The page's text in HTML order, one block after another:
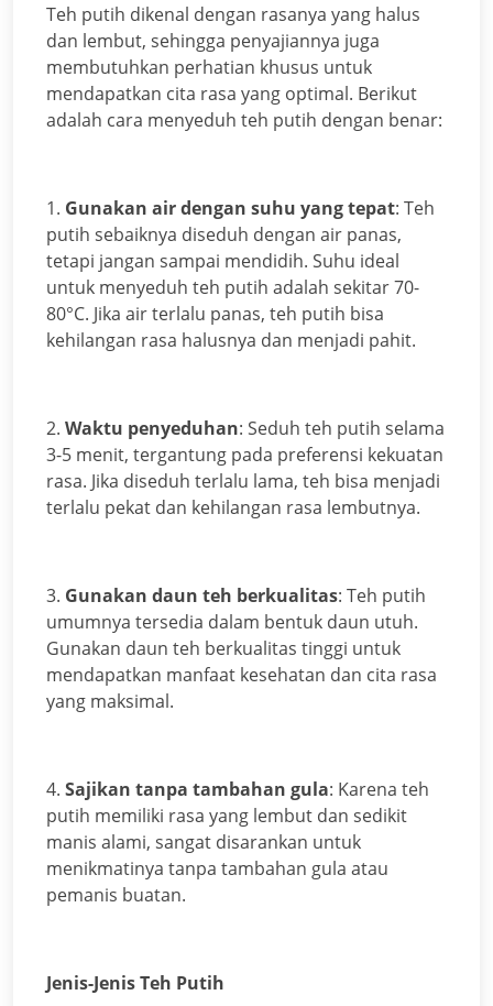
Teh putih dikenal dengan rasanya yang halus
dan lembut, sehingga penyajiannya juga
membutuhkan perhatian khusus untuk
mendapatkan cita rasa yang optimal. Berikut
adalah cara menyeduh teh putih dengan benar:
1. Gunakan air dengan suhu yang tepat: Teh
putih sebaiknya diseduh dengan air panas,
tetapi jangan sampai mendidih. Suhu ideal
untuk menyeduh teh putih adalah sekitar 70-
80°C. Jika air terlalu panas, teh putih bisa
kehilangan rasa halusnya dan menjadi pahit.
2. Waktu penyeduhan: Seduh teh putih selama
3-5 menit, tergantung pada preferensi kekuatan
rasa. Jika diseduh terlalu lama, teh bisa menjadi
terlalu pekat dan kehilangan rasa lembutnya.
3. Gunakan daun teh berkualitas: Teh putih
umumnya tersedia dalam bentuk daun utuh.
Gunakan daun teh berkualitas tinggi untuk
mendapatkan manfaat kesehatan dan cita rasa
yang maksimal.
4. Sajikan tanpa tambahan gula: Karena teh
putih memiliki rasa yang lembut dan sedikit
manis alami, sangat disarankan untuk
menikmatinya tanpa tambahan gula atau
pemanis buatan.
Jenis-Jenis Teh Putih